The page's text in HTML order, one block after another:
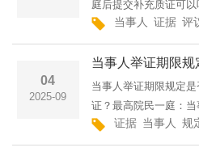
庭后提交补充质证可
的，在举证期间内没有
据的，法院应当责令
以质证;理由不成立···
当事人 证据 评
04
2025-09
当事人举证期限规定
证？最高院民一庭：
用于申请人民法院调查
诉讼证据的若干规定
证据 当事人 规